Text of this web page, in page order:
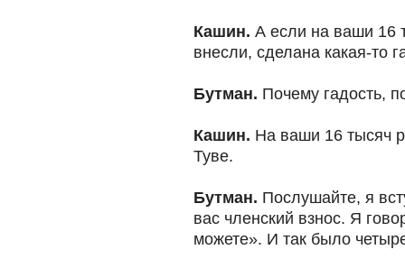
Кашин. А если на ваши 16
внесли, сделана какая-то
Бутман. Почему гадость,
Кашин. На ваши 16 тысяч
Туве.
Бутман. Послушайте, я
вас членский взнос. Я
можете». И так было